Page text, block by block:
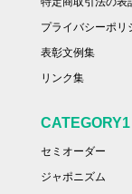
プライバシーポリ
表彰文例集
リンク集
CATEGORY1
セミオーダー
ジャポニズム